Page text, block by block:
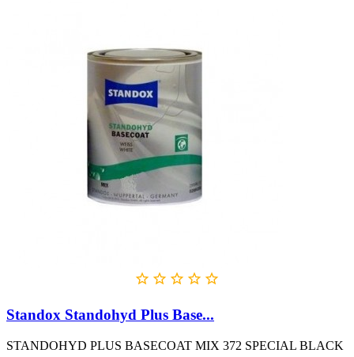
    
Standox Standohyd Plus Base...
STANDOHYD PLUS BASECOAT MIX 372 SPECIAL BLACK